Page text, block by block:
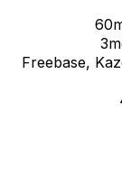
Freebase,